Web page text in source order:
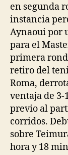
en segunda
instancia
Aynaoui por
para el
primera
retiro del
Roma,
ventaja de
previo al
corridos.
sobre
hora y 18